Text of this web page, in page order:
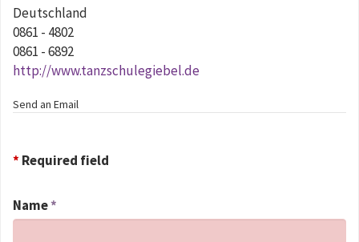
Deutschland
0861 - 4802
0861 - 6892
http://www.tanzschulegiebel.de
Send an Email
* Required field
Name*